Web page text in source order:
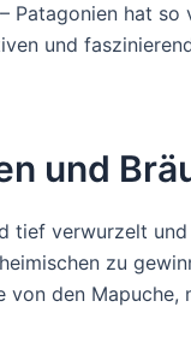
Patagonien hat
und
und
tief verwurzelt
zu
von den